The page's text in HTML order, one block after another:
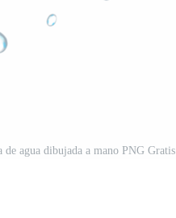
de agua dibujada a mano PNG Gratis